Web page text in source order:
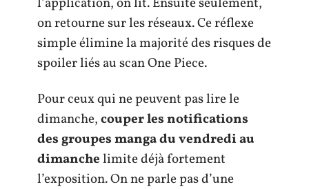
on retourne sur les réseaux. Ce réflexe
simple élimine la majorité des risques de
spoiler liés au scan One Piece.
Pour ceux qui ne peuvent pas lire le
dimanche,couper les notifications
des groupes manga du vendredi au
dimanchelimite déjà fortement
l’exposition. On ne parle pas d’une